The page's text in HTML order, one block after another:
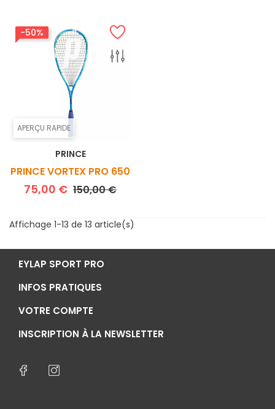
APERÇU RAPIDE
-50%
PRINCE
PRINCE VORTEX PRO 650
75,00 € Prix de base
150,00 €Prix
Affichage 1-13 de 13 article(s)
EYLAP SPORT PRO
INFOS PRATIQUES
VOTRE COMPTE
INSCRIPTION À LA NEWSLETTER